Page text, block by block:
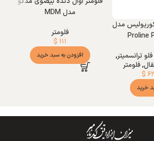
مدل
Proline
فلو ترانسمیتر,
,فلومتر
$
خرید
مدل MDM
فلومتر
$ ۱۱۱
افزودن به سبد خرید